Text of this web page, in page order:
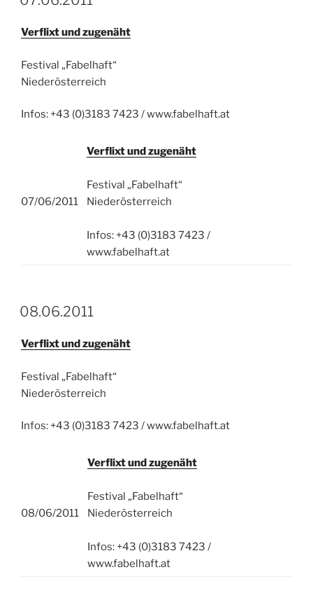
Verflixt und zugenäht
Festival „Fabelhaft“
Niederösterreich
Infos: +43 (0)3183 7423 / www.fabelhaft.at
07/06/2011
Verflixt und zugenäht
Festival „Fabelhaft“
Niederösterreich
Infos: +43 (0)3183 7423 /
www.fabelhaft.at
08.06.2011
Verflixt und zugenäht
Festival „Fabelhaft“
Niederösterreich
Infos: +43 (0)3183 7423 / www.fabelhaft.at
08/06/2011
Verflixt und zugenäht
Festival „Fabelhaft“
Niederösterreich
Infos: +43 (0)3183 7423 /
www.fabelhaft.at